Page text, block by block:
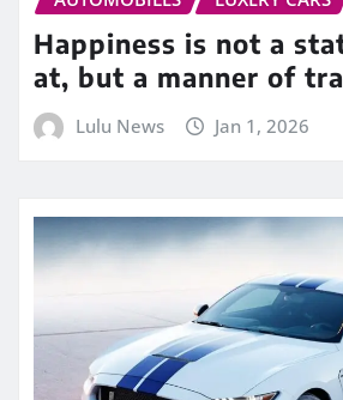
Happiness is not a
at, but a manner of
Lulu News Jan 1, 2026